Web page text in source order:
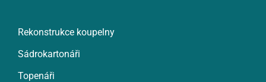
Rekonstrukce koupelny
Sádrokartonáři
Topenáři